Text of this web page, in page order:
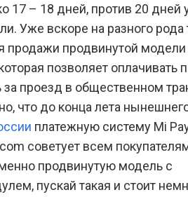
17 – 18 дней, против 20 дней
Уже вскоре на разного рода
продажи продвинутой модели
позволяет оплачивать
за проезд в общественном
что до конца лета
платежную систему Mi
советует всем
продвинутую модель с
пускай такая и стоит